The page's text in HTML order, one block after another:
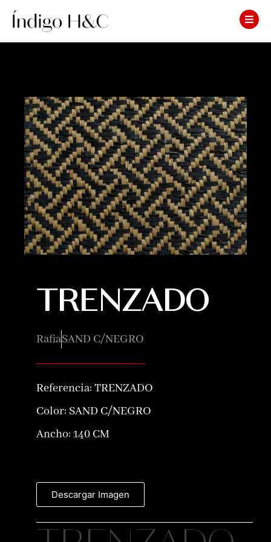
TRENZADO
RafiaSAND C/NEGRO
Referencia: TRENZADO
Color: SAND C/NEGRO
Ancho: 140 CM
Descargar Imagen